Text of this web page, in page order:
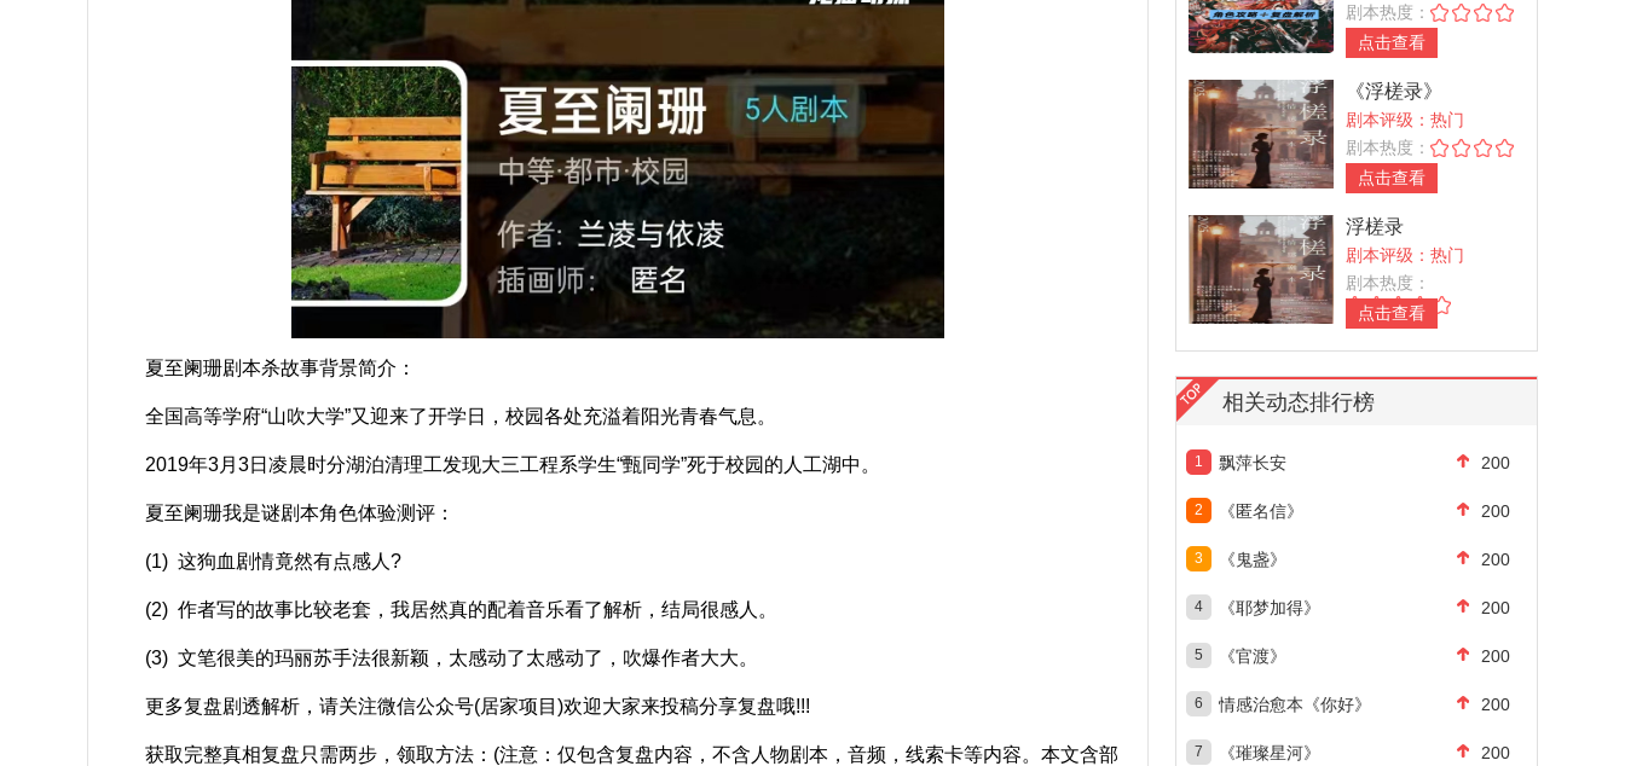
夏至阑珊剧本杀故事背景简介：
全国高等学府“山吹大学”又迎来了开学日，校园各处充溢着阳光青春气息。
2019年3月3日凌晨时分湖泊清理工发现大三工程系学生“甄同学”死于校园的人工湖中。
夏至阑珊我是谜剧本角色体验测评：
(1) 这狗血剧情竟然有点感人?
(2) 作者写的故事比较老套，我居然真的配着音乐看了解析，结局很感人。
(3) 文笔很美的玛丽苏手法很新颖，太感动了太感动了，吹爆作者大大。
更多复盘剧透解析，请关注微信公众号(居家项目)欢迎大家来投稿分享复盘哦!!!
获取完整真相复盘只需两步，领取方法：(注意：仅包含复盘内容，不含人物剧本，音频，线索卡等内容。本文含部
剧本热度：
点击查看
《浮槎录》
剧本评级：热门
剧本热度：
点击查看
浮槎录
剧本评级：热门
剧本热度：
点击查看
相关动态排行榜
1 飘萍长安 200
2 《匿名信》 200
3 《鬼盏》 200
4 《耶梦加得》 200
5 《官渡》 200
6 情感治愈本《你好》 200
7 《璀璨星河》 200